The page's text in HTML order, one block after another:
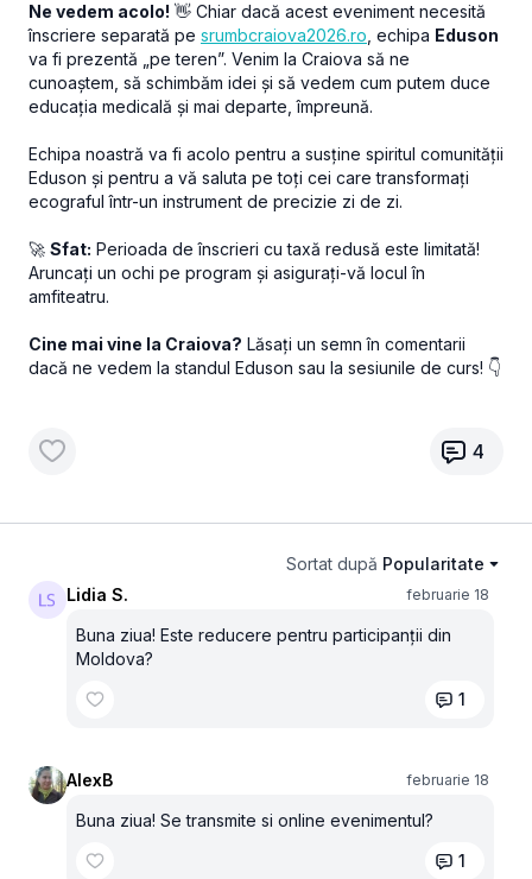
Ne vedem acolo! 👋 Chiar dacă acest eveniment necesită
înscriere separată pe srumbcraiova2026.ro , echipa Eduson
va fi prezentă „pe teren”. Venim la Craiova să ne
cunoaștem, să schimbăm idei și să vedem cum putem duce
educația medicală și mai departe, împreună.
Echipa noastră va fi acolo pentru a susține spiritul comunității
Eduson și pentru a vă saluta pe toți cei care transformați
ecograful într-un instrument de precizie zi de zi.
🚀 Sfat: Perioada de înscrieri cu taxă redusă este limitată!
Aruncați un ochi pe program și asigurați-vă locul în
amfiteatru.
Cine mai vine la Craiova? Lăsați un semn în comentarii
dacă ne vedem la standul Eduson sau la sesiunile de curs! 👇
4
Sortat după Popularitate
Lidia S.
februarie 18
Buna ziua! Este reducere pentru participanții din
Moldova?
1
AlexB februarie 18
Buna ziua! Se transmite si online evenimentul?
1